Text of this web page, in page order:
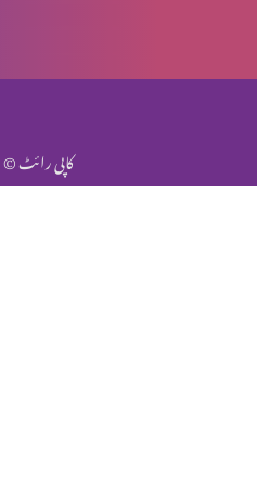
کاپی رائٹ © 2022 زندگی ٹی وی۔ جملہ حقوق محفوظ ہیں